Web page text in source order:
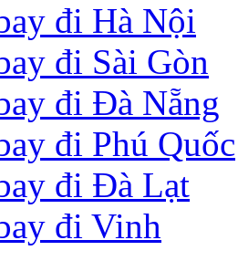
đi Hà Nội
đi Sài Gòn
đi Đà Nẵng
đi Phú Quốc
đi Đà Lạt
đi Vinh